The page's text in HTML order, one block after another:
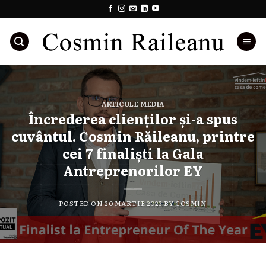
to
content
ARTICOLE MEDIA
Încrederea clienților și-a spus
cuvântul. Cosmin Răileanu, printre
cei 7 finaliști la Gala
Antreprenorilor EY
POSTED ON20 MARTIE 2023BYCOSMIN